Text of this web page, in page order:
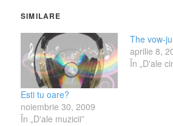
SIMILARE
Esti tu oare?
noiembrie 30, 2009
În „D'ale muzicii”
The vow-
aprilie 8,
În „D'ale